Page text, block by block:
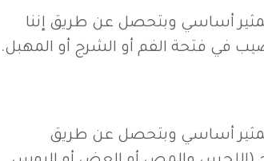
أساسي وبتحصل عن طريق إننا
في فتحة الفم أو الشرج أو المهبل.
أساسي وبتحصل عن طريق